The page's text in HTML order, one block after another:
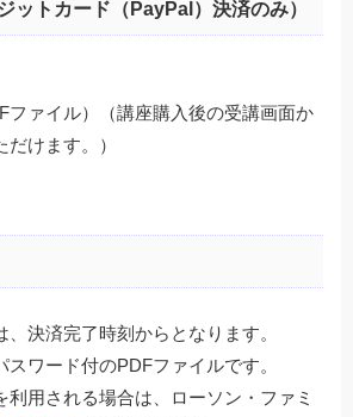
トカード（PayPal）決済のみ）
ファイル）（講座購入後の受講画面か
けます。）
、決済完了時刻からとなります。
スワード付のPDFファイルです。
用される場合は、ローソン・ファミ